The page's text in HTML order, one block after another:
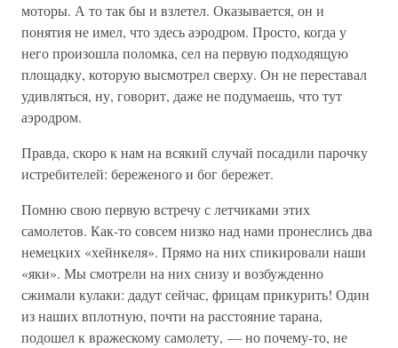
моторы. А то так бы и взлетел. Оказывается, он и
понятия не имел, что здесь аэродром. Просто, когда у
него произошла поломка, сел на первую подходящую
площадку, которую высмотрел сверху. Он не переставал
удивляться, ну, говорит, даже не подумаешь, что тут
аэродром.
Правда, скоро к нам на всякий случай посадили парочку
истребителей: береженого и бог бережет.
Помню свою первую встречу с летчиками этих
самолетов. Как-то совсем низко над нами пронеслись два
немецких «хейнкеля». Прямо на них спикировали наши
«яки». Мы смотрели на них снизу и возбужденно
сжимали кулаки: дадут сейчас, фрицам прикурить! Один
из наших вплотную, почти на расстояние тарана,
подошел к вражескому самолету, — но почему-то, не